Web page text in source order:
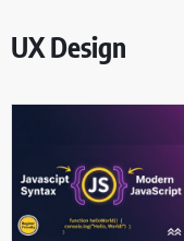
UX Design